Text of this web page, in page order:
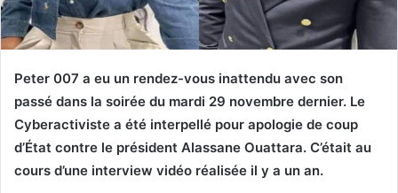
Peter 007 a eu un rendez-vous inattendu avec son
passé dans la soirée du mardi 29 novembre dernier. Le
Cyberactiviste a été interpellé pour apologie de coup
d’État contre le président Alassane Ouattara. C’était au
cours d’une interview vidéo réalisée il y a un an.